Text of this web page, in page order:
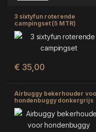
3 sixtyfun roterende
campingset (5 MTR)
€ 35,00
Airbuggy bekerhouder
hondenbuggy donkergrijs
(11X9X9 CM)